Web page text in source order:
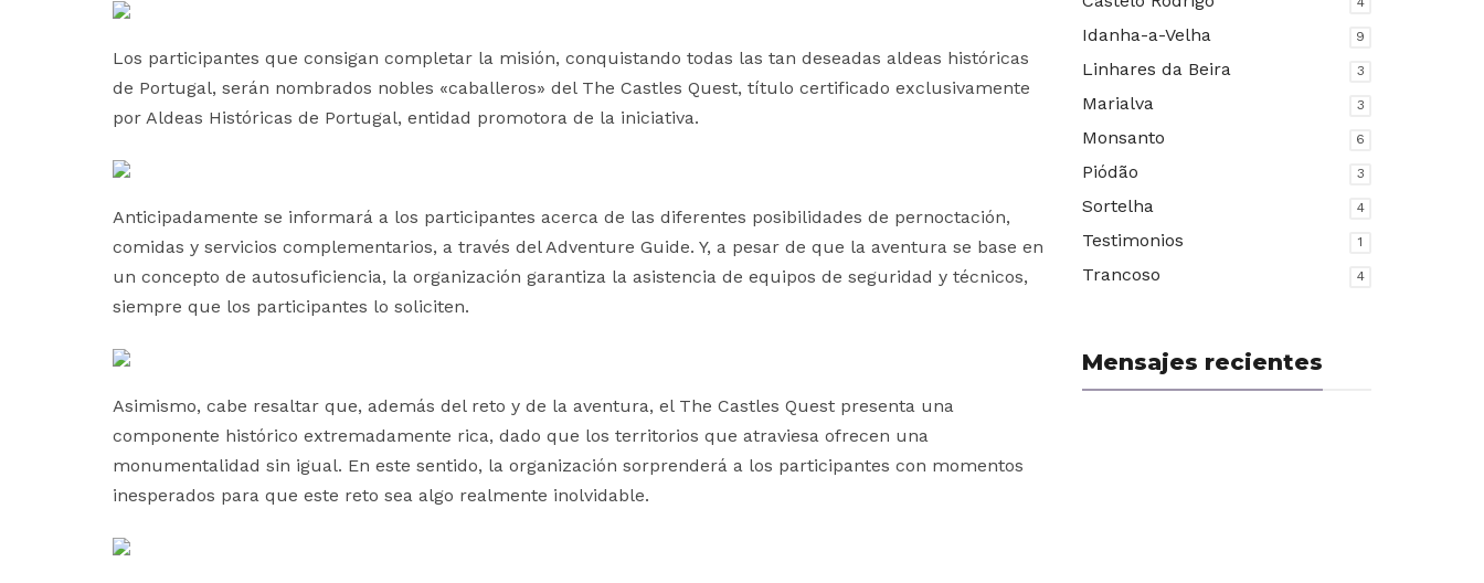
Los participantes que consigan completar la misión, conquistando todas las tan deseadas aldeas históricas
de Portugal, serán nombrados nobles «caballeros» del The Castles Quest, título certificado exclusivamente
por Aldeas Históricas de Portugal, entidad promotora de la iniciativa.
Anticipadamente se informará a los participantes acerca de las diferentes posibilidades de pernoctación,
comidas y servicios complementarios, a través del Adventure Guide. Y, a pesar de que la aventura se base en
un concepto de autosuficiencia, la organización garantiza la asistencia de equipos de seguridad y técnicos,
siempre que los participantes lo soliciten.
Asimismo, cabe resaltar que, además del reto y de la aventura, el The Castles Quest presenta una
componente histórico extremadamente rica, dado que los territorios que atraviesa ofrecen una
monumentalidad sin igual. En este sentido, la organización sorprenderá a los participantes con momentos
inesperados para que este reto sea algo realmente inolvidable.
Idanha-a-Velha 9
Linhares da Beira 3
Marialva 3
Monsanto 6
Piódão 3
Sortelha 4
Testimonios 1
Trancoso 4
Mensajes recientes